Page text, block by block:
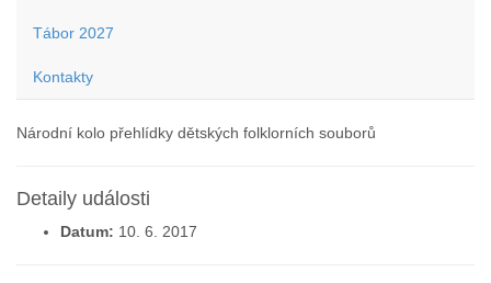
Tábor 2027
Kontakty
Národní kolo přehlídky dětských folklorních souborů
Detaily události
Datum: 10. 6. 2017